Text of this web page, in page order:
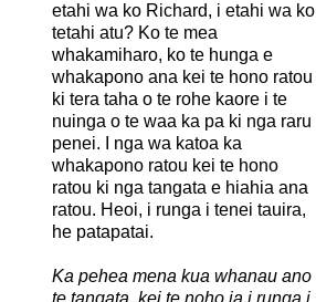
etahi wa ko Richard, i etahi wa ko
tetahi atu? Ko te mea
whakamiharo, ko te hunga e
whakapono ana kei te hono ratou
ki tera taha o te rohe kaore i te
nuinga o te waa ka pa ki nga raru
penei. I nga wa katoa ka
whakapono ratou kei te hono
ratou ki nga tangata e hiahia ana
ratou. Heoi, i runga i tenei tauira,
he patapatai.
Ka pehea mena kua whanau ano
te tangata, kei te noho ia i runga i